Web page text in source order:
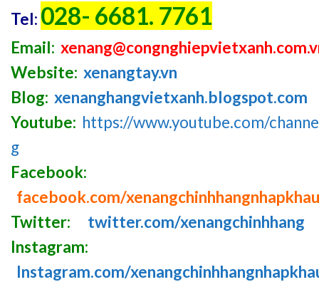
Tel: 028- 6681. 7761
Email:
Website: xenangtay.vn
Blog: xenanghangvietxanh.blogspot.com
Youtube: https://www.youtube.com/
g
Facebook:
facebook.com/xenangchinhhangnhapkhau
Twitter:
twitter.com/xenangchinhhang
Instagram:
Instagram.com/